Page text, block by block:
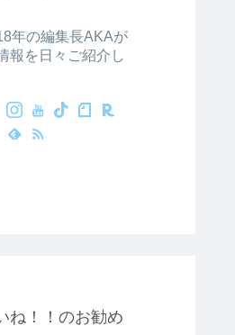
年の編集長AKAが
報を日々ご紹介し
ね！！のお勧め